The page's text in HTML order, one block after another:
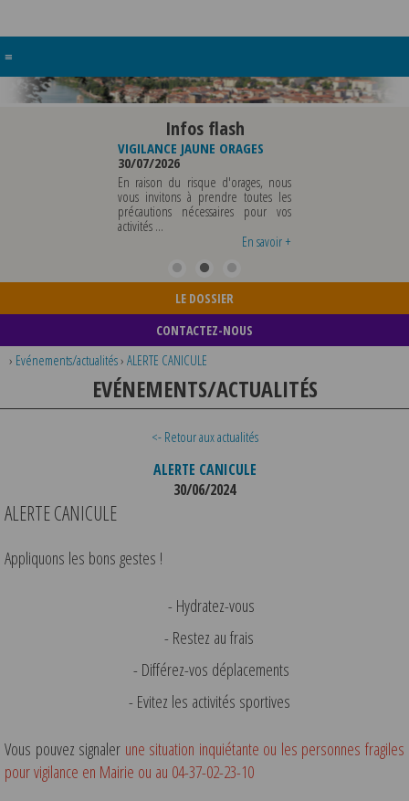
≡
Infos flash
VIGILANCE JAUNE ORAGES
30/07/2026
En raison du risque d'orages, nous
vous invitons à prendre toutes les
précautions nécessaires pour vos
activités ...
En savoir +
LE DOSSIER
CONTACTEZ-NOUS
› Evénements/actualités› ALERTE CANICULE
EVÉNEMENTS/ACTUALITÉS
<- Retour aux actualités
ALERTE CANICULE
30/06/2024
ALERTE CANICULE
Appliquons les bons gestes !
- Hydratez-vous
- Restez au frais
- Différez-vos déplacements
- Evitez les activités sportives
Vous pouvez signaler une situation inquiétante ou les personnes fragiles
pour vigilance en Mairie ou au 04-37-02-23-10